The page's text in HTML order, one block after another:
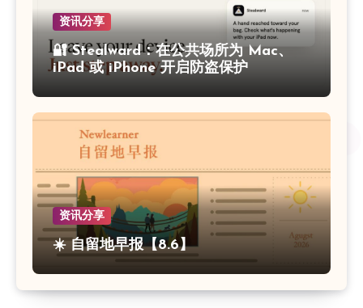
资讯分享
🔐 Stealward：在公共场所为 Mac、
iPad 或 iPhone 开启防盗保护
资讯分享
☀️ 自留地早报【8.6】